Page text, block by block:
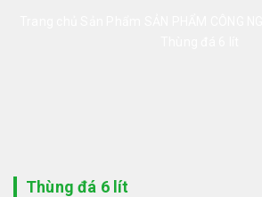
Thùng đá 6 lít